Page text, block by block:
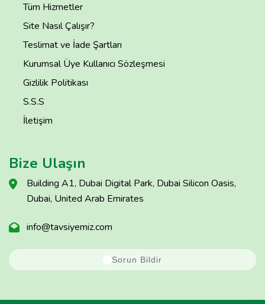
Tüm Hizmetler
Site Nasıl Çalışır?
Teslimat ve İade Şartları
Kurumsal Üye Kullanıcı Sözleşmesi
Gizlilik Politikası
S.S.S
İletişim
Bize Ulaşın
Building A1, Dubai Digital Park, Dubai Silicon Oasis,
Dubai, United Arab Emirates
info@tavsiyemiz.com
Sorun Bildir